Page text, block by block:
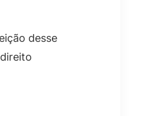
desse